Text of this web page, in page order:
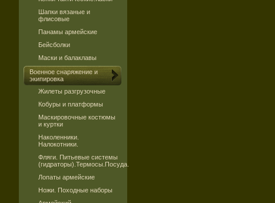
Шапки вязаные и
флисовые
Панамы армейские
Бейсболки
Маски и балаклавы
Военное снаряжение и
экипировка
Жилеты разгрузочные
Кобуры и платформы
Маскировочные костюмы
и куртки
Наколенники.
Налокотники.
Фляги. Питьевые системы
(гидраторы).Термосы.Посуда.
Лопаты армейские
Ножи. Походные наборы